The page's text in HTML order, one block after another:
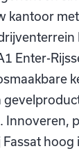
kantoor
Enter-
Innoveren,
hoog